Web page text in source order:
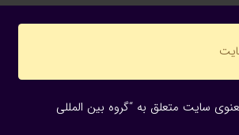
سایت متعلق به “گروه بین المللی